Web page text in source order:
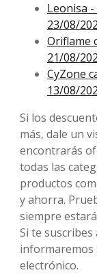
Leonisa
23/08/
Oriflame
21/08/
CyZone
13/08/
Si los
más, dale un
encontrarás
todas las
productos
y ahorra.
siempre
Si te
informaremos
electrónico.